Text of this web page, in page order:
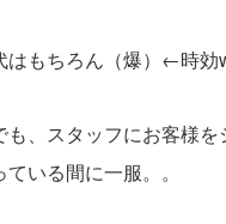
はもちろん（爆）←時効
も、スタッフにお客様を
いる間に一服。。